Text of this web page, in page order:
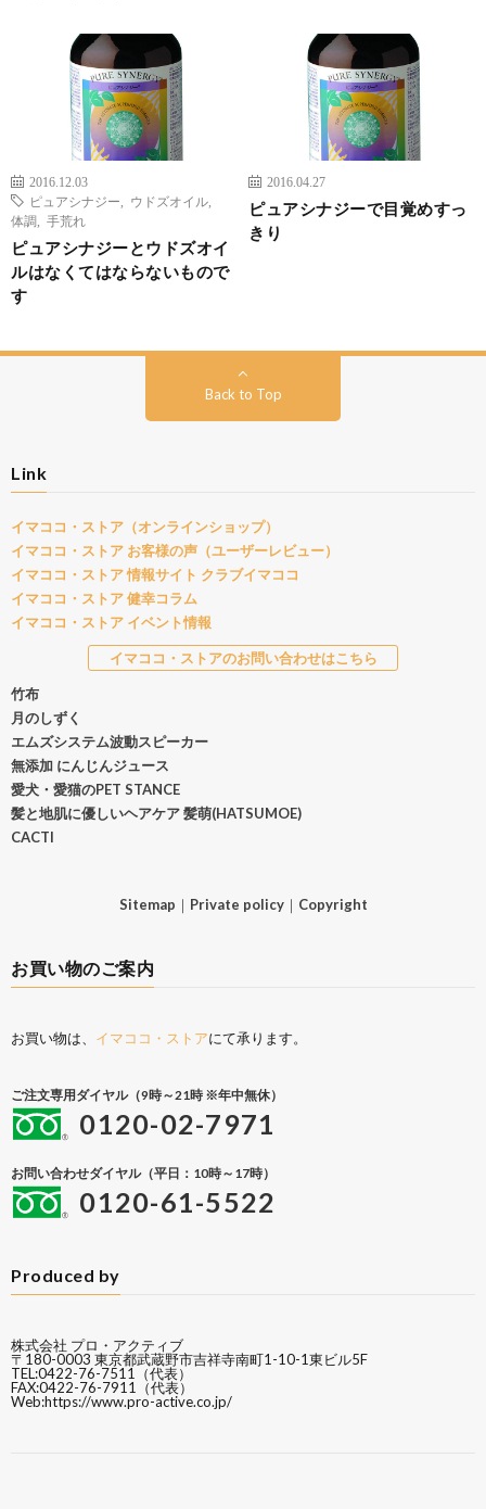
2016.12.03
ピュアシナジー
ウドズオイル
体調
手荒れ
ピュアシナジーとウドズオイ
ルはなくてはならないもので
す
2016.04.27
ピュアシナジーで目覚めすっ
きり
Back to Top
Link
イマココ・ストア（オンラインショップ）
イマココ・ストア お客様の声（ユーザーレビュー）
イマココ・ストア 情報サイト クラブイマココ
イマココ・ストア 健幸コラム
イマココ・ストア イベント情報
イマココ・ストアのお問い合わせはこちら
竹布
月のしずく
エムズシステム波動スピーカー
無添加 にんじんジュース
愛犬・愛猫のPET STANCE
髪と地肌に優しいヘアケア 髪萌(HATSUMOE)
CACTI
Sitemap ｜ Private policy｜ Copyright
お買い物のご案内
お買い物は、 イマココ・ストアにて承ります。
ご注文専用ダイヤル（9時～21時 ※年中無休）
0120-02-7971
お問い合わせダイヤル（平日：10時～17時）
0120-61-5522
Produced by
株式会社 プロ・アクティブ
〒180-0003 東京都武蔵野市吉祥寺南町1-10-1東ビル5F
TEL:0422-76-7511（代表）
FAX:0422-76-7911（代表）
Web:https://www.pro-active.co.jp/